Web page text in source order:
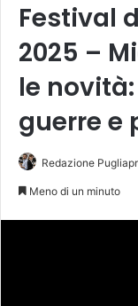
Festival
2025 –
le
guerre e
Redazione
Meno di un minuto